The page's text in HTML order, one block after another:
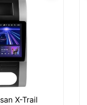
X-Trail